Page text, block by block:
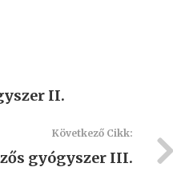
II.
Következő Cikk:
gyógyszer III.